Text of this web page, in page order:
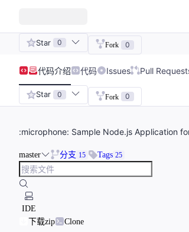
Star 0 Fork 0
代码介绍 代码 Issues Pull
Star 0 Fork 0
:microphone: Sample Node.js Application
master 分支 15 Tags 25
IDE
下载zip
Clone